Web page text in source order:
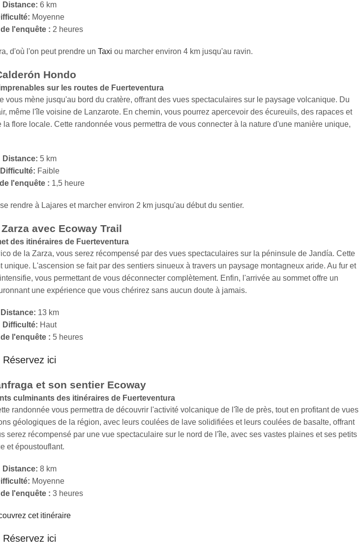
Distance: 6 km
Moyenne
l'enquête : 2 heures
d'où l'on peut prendre un Taxi ou marcher environ 4 km jusqu'au ravin.
Hondo
sur les routes de Fuerteventura
mène jusqu'au bord du cratère, offrant des vues spectaculaires sur le paysage volcanique. Du
même l'île voisine de Lanzarote. En chemin, vous pourrez apercevoir des écureuils, des rapaces et
flore locale. Cette randonnée vous permettra de vous connecter à la nature d'une manière unique,
Distance: 5 km
Difficulté: Faible
l'enquête : 1,5 heure
se rendre à Lajares et marcher environ 2 km jusqu'au début du sentier.
avec Ecoway Trail
des itinéraires de Fuerteventura
de la Zarza, vous serez récompensé par des vues spectaculaires sur la péninsule de Jandía. Cette
L'ascension se fait par des sentiers sinueux à travers un paysage montagneux aride. Au fur et
vous permettant de vous déconnecter complètement. Enfin, l'arrivée au sommet offre un
une expérience que vous chérirez sans aucun doute à jamais.
Distance: 13 km
Difficulté: Haut
l'enquête : 5 heures
Réservez ici
et son sentier Ecoway
culminants des itinéraires de Fuerteventura
randonnée vous permettra de découvrir l'activité volcanique de l'île de près, tout en profitant de vues
géologiques de la région, avec leurs coulées de lave solidifiées et leurs coulées de basalte, offrant
récompensé par une vue spectaculaire sur le nord de l'île, avec ses vastes plaines et ses petits
et époustouflant.
Distance: 8 km
Moyenne
l'enquête : 3 heures
cet itinéraire
Réservez ici